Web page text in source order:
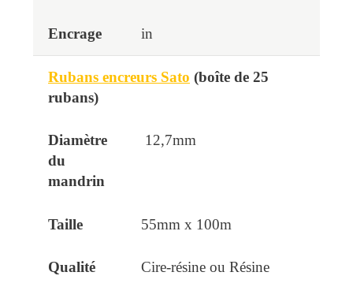
in
Rubans encreurs Sato (boîte de 25
rubans)
12,7mm
55mm x 100m
Cire-résine ou Résine